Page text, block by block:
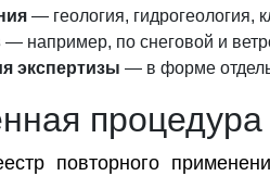
— геология, гидрогеология,
— например, по снеговой и
экспертизы — в форме
процедура
повторного